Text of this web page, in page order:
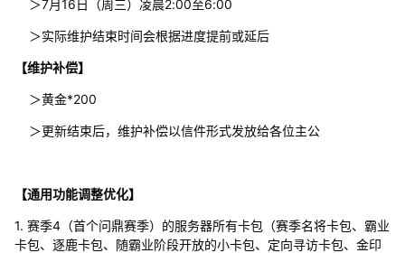
＞7月16日（周三）凌晨2:00至6:00
＞实际维护结束时间会根据进度提前或延后
【维护补偿】
＞黄金*200
＞更新结束后，维护补偿以信件形式发放给各位主公
【通用功能调整优化】
1. 赛季4（首个问鼎赛季）的服务器所有卡包（赛季名将卡包、霸业
卡包、逐鹿卡包、随霸业阶段开放的小卡包、定向寻访卡包、金印